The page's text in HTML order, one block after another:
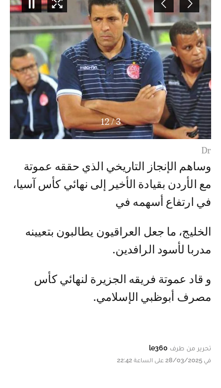
3
/
12
Dr
وساهم الإنجاز التاريخي الذي حققه عموتة
مع الأردن بقيادة الأخير إلى نهائي كأس آسيا،
في ارتفاع أسهمه في
الخليج، ما جعل العراقيون يطالبون بتعيينه
مدربا لأسود الرافدين.
و قاد عموتة فريقه الجزيرة لنهائي كأس
مصرف أبوظبي الإسلامي.
تحرير من طرف le360
في 28/03/2025 على الساعة 22:42